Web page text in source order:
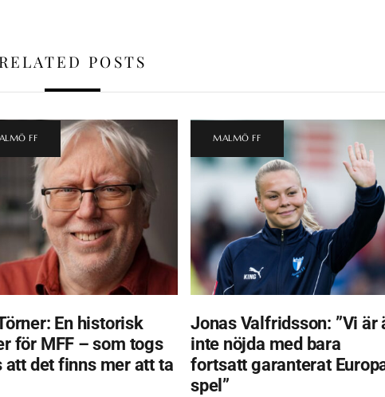
RELATED POSTS
FF
En historisk
för MFF – som togs
att det finns mer att ta
MALMÖ FF
Jonas Valfridsson: ”Vi är
inte nöjda med bara
fortsatt garanterat
spel”